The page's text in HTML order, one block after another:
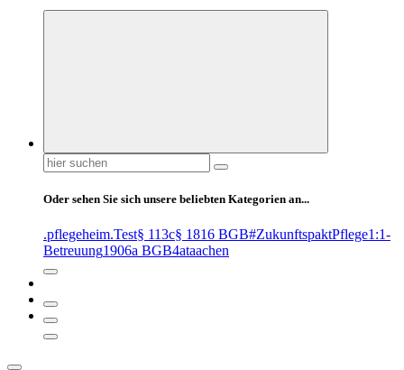
Suchen
nach:
Oder sehen Sie sich unsere beliebten Kategorien an...
.pflegeheim.Test§ 113c§ 1816 BGB#ZukunftspaktPflege1:1-
Betreuung1906a BGB4ataachen